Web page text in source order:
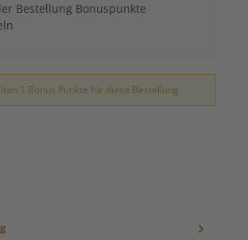
Bestellung Bonuspunkte
1 Bonus Punkte für diese Bestellung